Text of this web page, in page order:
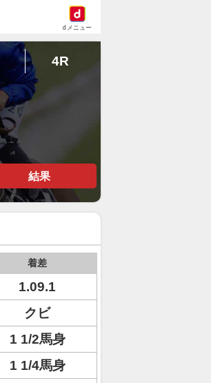
dメニュー
4R
結果
着差
1.09.1
クビ
1 1/2馬身
1 1/4馬身